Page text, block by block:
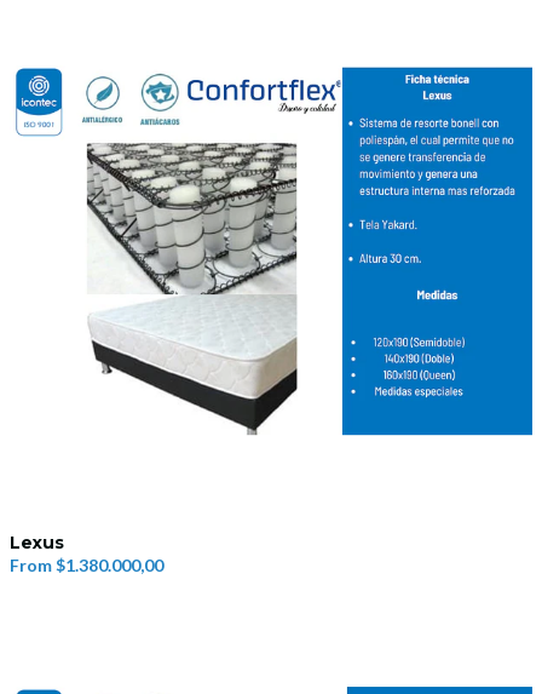
Lexus
From$1.380.000,00